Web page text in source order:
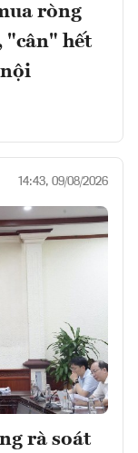
ròng
"cân" hết
14:43, 09/08/2026
rà soát